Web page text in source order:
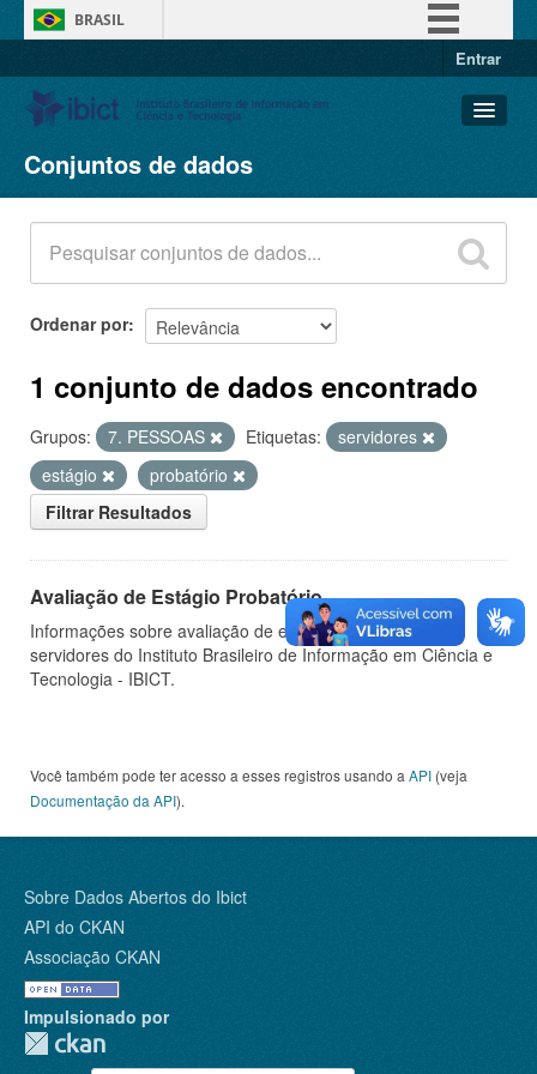
BRASIL
Entrar
Conjuntos de dados
Organizações
Grupos
Sobre
Conjuntos de dados
Ordenar por
1 conjunto de dados encontrado
Grupos: 7. PESSOAS Etiquetas:
servidores
estágio
probatório
Filtrar Resultados
Avaliação de Estágio Probatório
Informações sobre avaliação de estágio probatório de
servidores do Instituto Brasileiro de Informação em Ciência e
Tecnologia - IBICT.
Você também pode ter acesso a esses registros usando a API (veja
Documentação da API).
Sobre Dados Abertos do Ibict
API do CKAN
Associação CKAN
Impulsionado por